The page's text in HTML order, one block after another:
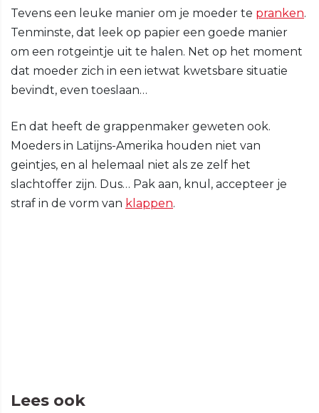
Tevens een leuke manier om je moeder te pranken.
Tenminste, dat leek op papier een goede manier
om een rotgeintje uit te halen. Net op het moment
dat moeder zich in een ietwat kwetsbare situatie
bevindt, even toeslaan…
En dat heeft de grappenmaker geweten ook.
Moeders in Latijns-Amerika houden niet van
geintjes, en al helemaal niet als ze zelf het
slachtoffer zijn. Dus… Pak aan, knul, accepteer je
straf in de vorm van klappen.
Lees ook